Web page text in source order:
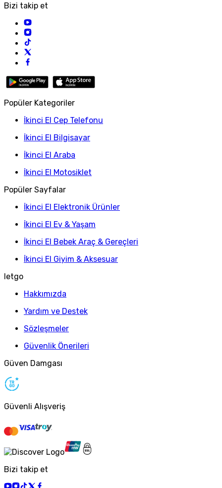
Bizi takip et
Popüler Kategoriler
İkinci El Cep Telefonu
İkinci El Bilgisayar
İkinci El Araba
İkinci El Motosiklet
Popüler Sayfalar
İkinci El Elektronik Ürünler
İkinci El Ev & Yaşam
İkinci El Bebek Araç & Gereçleri
İkinci El Giyim & Aksesuar
letgo
Hakkımızda
Yardım ve Destek
Sözleşmeler
Güvenlik Önerileri
Güven Damgası
Güvenli Alışveriş
Bizi takip et